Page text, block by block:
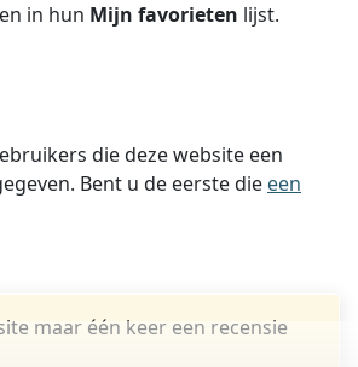
in hun Mijn favorieten lijst.
die deze website een
Bent u de eerste die een
maar één keer een recensie